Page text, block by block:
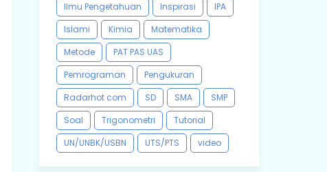
Ilmu Pengetahuan
Inspirasi
IPA
Islami
Kimia
Matematika
Metode
PAT PAS UAS
Pemrograman
Pengukuran
Radarhot com
SD SMA
SMP
Soal
Trigonometri
Tutorial
UN/UNBK/USBN
UTS/PTS video